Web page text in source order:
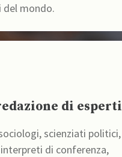
del mondo.
di esperti
scienziati politici,
di conferenza,